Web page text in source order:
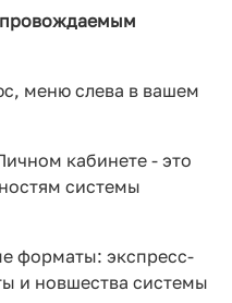
меню слева в вашем
кабинете - это
системы
форматы: экспресс-
и новшества системы